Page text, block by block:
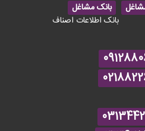
بانک مشاغل
بانک اطلاعات اصناف